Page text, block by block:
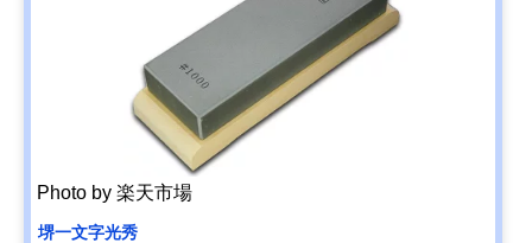
Photo by 楽天市場
堺一文字光秀